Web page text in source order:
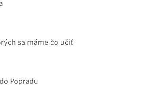
sa máme čo učiť
Popradu